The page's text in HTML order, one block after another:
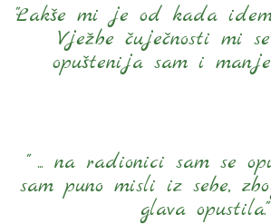
"Lakše mi je od kada
Vježbe čuječnosti mi
opuštenija sam i manje
" ... na radionici sam se
sam puno misli iz sebe,
glava opustila."